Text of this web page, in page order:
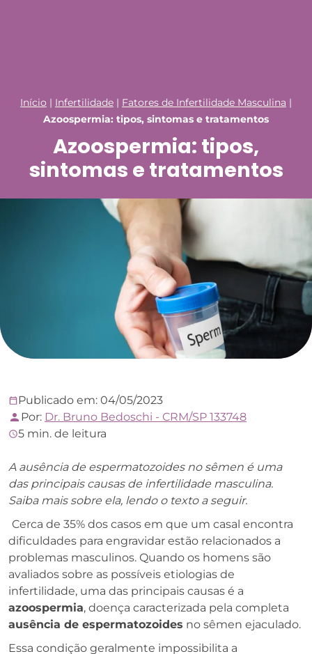
Início | Infertilidade | Fatores de Infertilidade Masculina |
Azoospermia: tipos, sintomas e tratamentos
Azoospermia: tipos,
sintomas e tratamentos
Publicado em: 04/05/2023
Por: Dr. Bruno Bedoschi - CRM/SP 133748
5 min. de leitura
A ausência de espermatozoides no sêmen é uma
das principais causas de infertilidade masculina.
Saiba mais sobre ela, lendo o texto a seguir.
Cerca de 35% dos casos em que um casal encontra
dificuldades para engravidar estão relacionados a
problemas masculinos. Quando os homens são
avaliados sobre as possíveis etiologias de
infertilidade, uma das principais causas é a
azoospermia, doença caracterizada pela completa
ausência de espermatozoides no sêmen ejaculado.
Essa condição geralmente impossibilita a